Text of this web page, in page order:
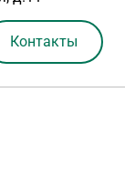
Контакты